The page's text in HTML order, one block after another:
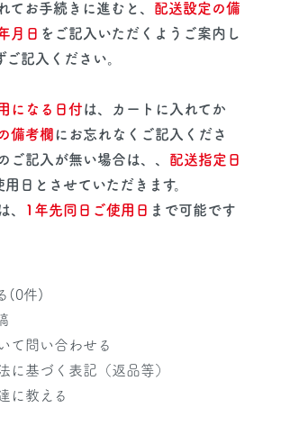
お手続きに進むと、 配送設定の備
月日 をご記入いただくようご案内し
ご記入ください。
になる日付は、カートに入れてか
備考欄 にお忘れなくご記入くださ
ご記入が無い場合は、、 配送指定日
用日とさせていただきます。
、
1年先同日ご使用日 まで可能です
(0件)
て問い合わせる
に基づく表記（返品等）
に教える